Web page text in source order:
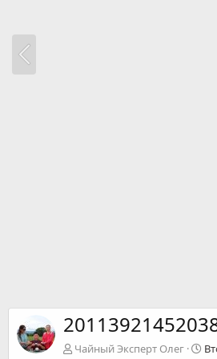
Чайный Эксперт Олег